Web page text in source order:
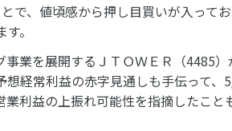
で、値頃感から押し目買いが入って
。
業を展開するＪＴＯＷＥＲ（4485）
経常利益の赤字見通しも手伝って、
利益の上振れ可能性を指摘したこと